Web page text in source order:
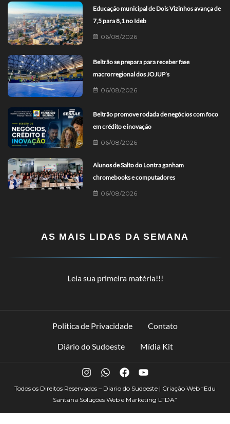
Educação municipal de Dois Vizinhos avança de
7,5 para 8,1 no Ideb
06/08/2026
Beltrão se prepara para receber fase
macrorregional dos JOJUP’s
06/08/2026
Beltrão promove rodada de negócios com foco
em crédito e inovação
06/08/2026
Alunos de Salto do Lontra ganham
chromebooks e computadores
06/08/2026
AS MAIS LIDAS DA SEMANA
Leia sua primeira matéria!!!
Política de Privacidade Contato
Diário do Sudoeste Mídia Kit
Todos os Direitos Reservados – Diario do Sudoeste | Criação Web “Edu
Santana Soluções Web e Marketing LTDA”